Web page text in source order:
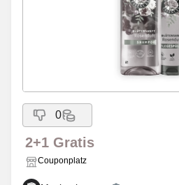
0
2+1 Gratis
Couponplatz